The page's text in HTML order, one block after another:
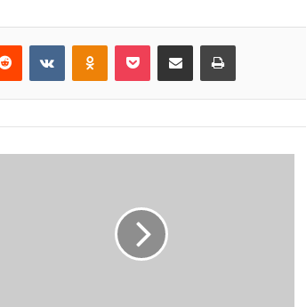
Reddit VKontakteOdnoklassniki
Pocket Share via Email Print